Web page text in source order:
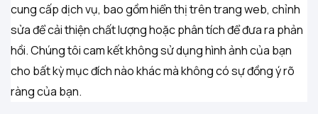
cung cấp dịch vụ, bao gồm hiển thị trên trang web, chỉnh
sửa để cải thiện chất lượng hoặc phân tích để đưa ra phản
hồi. Chúng tôi cam kết không sử dụng hình ảnh của bạn
cho bất kỳ mục đích nào khác mà không có sự đồng ý rõ
ràng của bạn.